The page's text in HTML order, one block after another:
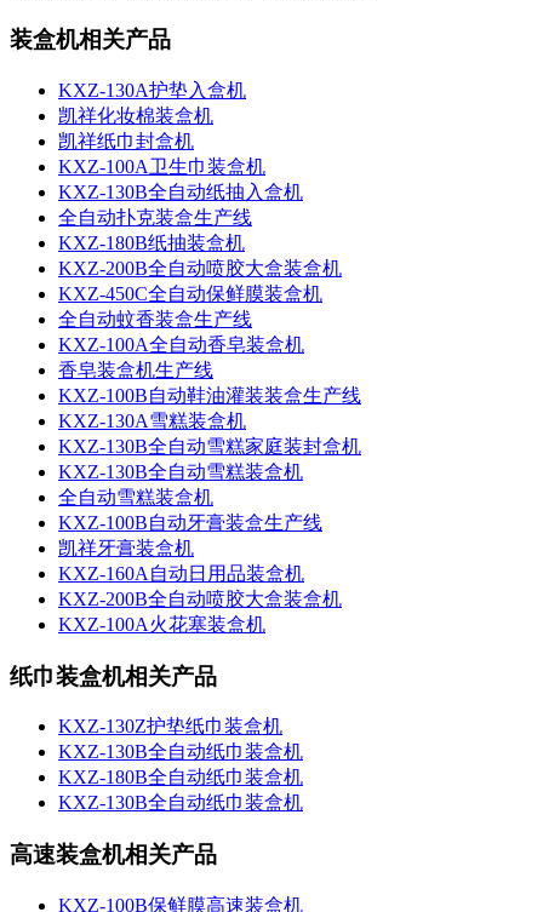
装盒机相关产品
KXZ-130A护垫入盒机
凯祥化妆棉装盒机
凯祥纸巾封盒机
KXZ-100A卫生巾装盒机
KXZ-130B全自动纸抽入盒机
全自动扑克装盒生产线
KXZ-180B纸抽装盒机
KXZ-200B全自动喷胶大盒装盒机
KXZ-450C全自动保鲜膜装盒机
全自动蚊香装盒生产线
KXZ-100A全自动香皂装盒机
香皂装盒机生产线
KXZ-100B自动鞋油灌装装盒生产线
KXZ-130A雪糕装盒机
KXZ-130B全自动雪糕家庭装封盒机
KXZ-130B全自动雪糕装盒机
全自动雪糕装盒机
KXZ-100B自动牙膏装盒生产线
凯祥牙膏装盒机
KXZ-160A自动日用品装盒机
KXZ-200B全自动喷胶大盒装盒机
KXZ-100A火花塞装盒机
纸巾装盒机相关产品
KXZ-130Z护垫纸巾装盒机
KXZ-130B全自动纸巾装盒机
KXZ-180B全自动纸巾装盒机
KXZ-130B全自动纸巾装盒机
高速装盒机相关产品
KXZ-100B保鲜膜高速装盒机